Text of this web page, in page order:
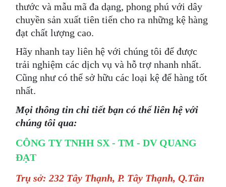
thước và mẫu mã đa dạng, phong phú với dây
chuyền sản xuất tiên tiến cho ra những kệ hàng
đạt chất lượng cao.
Hãy nhanh tay liên hệ với chúng tôi để được
trải nghiệm các dịch vụ và hỗ trợ nhanh nhất.
Cũng như có thể sở hữu các loại kệ để hàng tốt
nhất.
Mọi thông tin chi tiết bạn có thể liên hệ với
chúng tôi qua:
CÔNG TY TNHH SX - TM - DV QUANG
ĐẠT
Trụ sở: 232 Tây Thạnh, P. Tây Thạnh, Q.Tân